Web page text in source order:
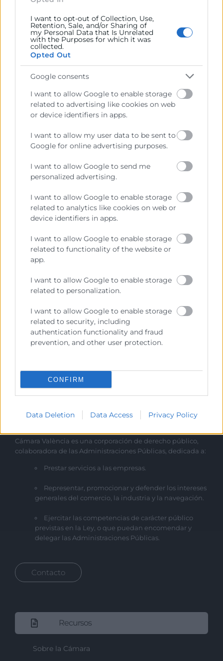
I want to opt-out of Collection, Use,
Retention, Sale, and/or Sharing of
my Personal Data that Is Unrelated
with the Purposes for which it was
collected.
Opted Out
Google consents
I want to allow Google to enable storage
related to advertising like cookies on web
or device identifiers in apps.
I want to allow my user data to be sent to
Google for online advertising purposes.
I want to allow Google to send me
personalized advertising.
I want to allow Google to enable storage
related to analytics like cookies on web or
device identifiers in apps.
I want to allow Google to enable storage
related to functionality of the website or
app.
I want to allow Google to enable storage
related to personalization.
I want to allow Google to enable storage
related to security, including
authentication functionality and fraud
prevention, and other user protection.
CONFIRM
Data Deletion Data Access Privacy Policy
even point en situaciones de tensión
financiera.
10:15
Preguntas y Respuestas
Contacto
Carmen Montesinos
961366080
He leído y acepto laPolítica de Privacidad
Cámara València es una corporación de derecho público,
colaboradora de las Administraciones Públicas, dedicada a:
Prestar servicios a las empresas.
Representar, promocionar y defender los intereses
generales del comercio, la industria y la navegación.
Ejercitar las competencias de carácter público
previstas en la Ley, o que puedan encomendar y
delegar las Administraciones Públicas.
Contacto
Recursos
Sobre la Cámara